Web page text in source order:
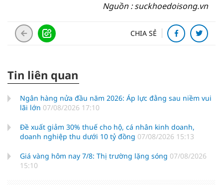
Nguồn : suckhoedoisong.vn
CHIA SẺ
Tin liên quan
Ngân hàng nửa đầu năm 2026: Áp lực đằng sau niềm vui
lãi lớn 07/08/2026 17:10
Đề xuất giảm 30% thuế cho hộ, cá nhân kinh doanh,
doanh nghiệp thu dưới 10 tỷ đồng 07/08/2026 15:13
Giá vàng hôm nay 7/8: Thị trường lặng sóng 07/08/2026
15:10